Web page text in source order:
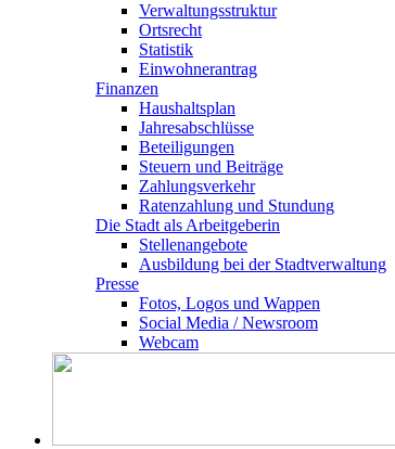
Verwaltungsstruktur
Ortsrecht
Statistik
Einwohnerantrag
Finanzen
Haushaltsplan
Jahresabschlüsse
Beteiligungen
Steuern und Beiträge
Zahlungsverkehr
Ratenzahlung und Stundung
Die Stadt als Arbeitgeberin
Stellenangebote
Ausbildung bei der Stadtverwaltung
Presse
Fotos, Logos und Wappen
Social Media / Newsroom
Webcam